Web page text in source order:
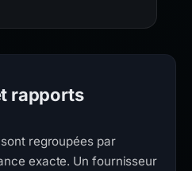
rapports
regroupées par
exacte. Un fournisseur